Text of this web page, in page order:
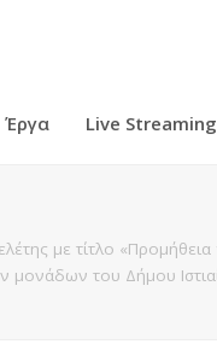
Έργα Live Streaming
με τίτλο «Προμήθεια
μονάδων του Δήμου